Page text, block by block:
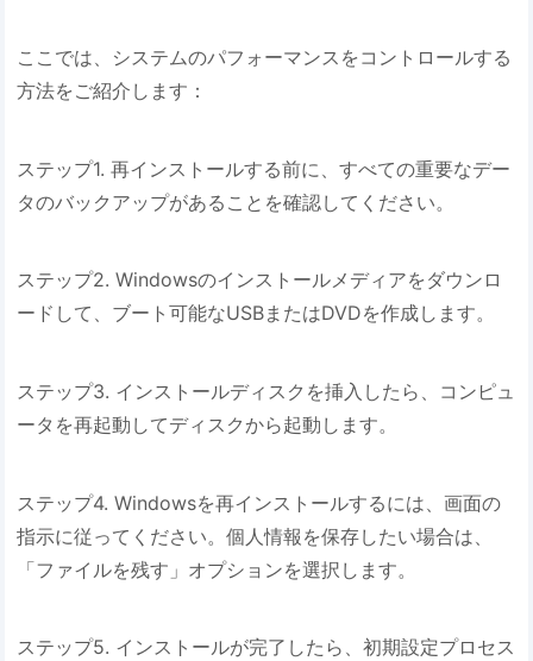
ここでは、システムのパフォーマンスをコントロールする
方法をご紹介します：
ステップ1. 再インストールする前に、すべての重要なデー
タのバックアップがあることを確認してください。
ステップ2. Windowsのインストールメディアをダウンロ
ードして、ブート可能なUSBまたはDVDを作成します。
ステップ3. インストールディスクを挿入したら、コンピュ
ータを再起動してディスクから起動します。
ステップ4. Windowsを再インストールするには、画面の
指示に従ってください。個人情報を保存したい場合は、
「ファイルを残す」オプションを選択します。
ステップ5. インストールが完了したら、初期設定プロセス